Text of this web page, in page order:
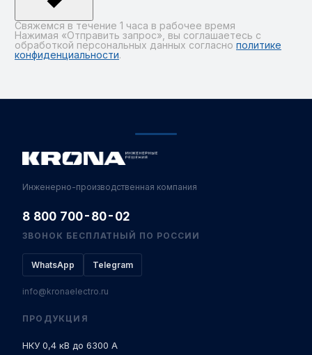
Свяжемся в течение 1 часа в рабочее время
Нажимая «Отправить запрос», вы соглашаетесь с
обработкой персональных данных согласно политике
конфиденциальности.
Инженерно-производственная компания
8 800 700-80-02
ЗВОНОК БЕСПЛАТНЫЙ ПО РОССИИ
WhatsApp Telegram
info@kronaelectro.ru
ПРОДУКЦИЯ
НКУ 0,4 кВ до 6300 А